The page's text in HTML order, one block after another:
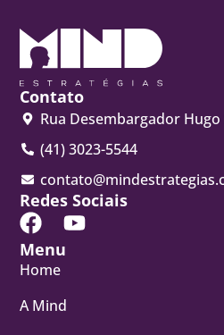
Contato
Rua Desembargador Hugo
(41) 3023-5544
Redes Sociais
Menu
Home
A Mind